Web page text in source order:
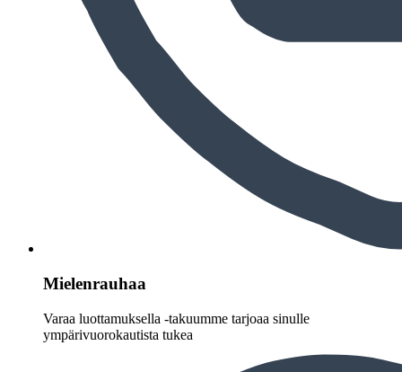
Mielenrauhaa
Varaa luottamuksella -takuumme tarjoaa sinulle
ympärivuorokautista tukea